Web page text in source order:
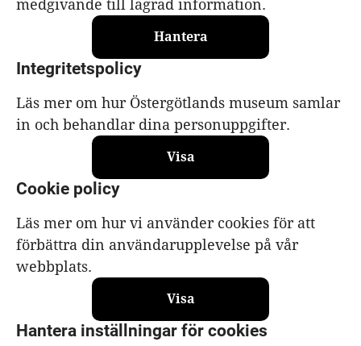
medgivande till lagrad information.
Hantera
Integritetspolicy
Läs mer om hur Östergötlands museum samlar
in och behandlar dina personuppgifter.
Visa
Cookie policy
Läs mer om hur vi använder cookies för att
förbättra din användarupplevelse på vår
webbplats.
Visa
Hantera inställningar för cookies